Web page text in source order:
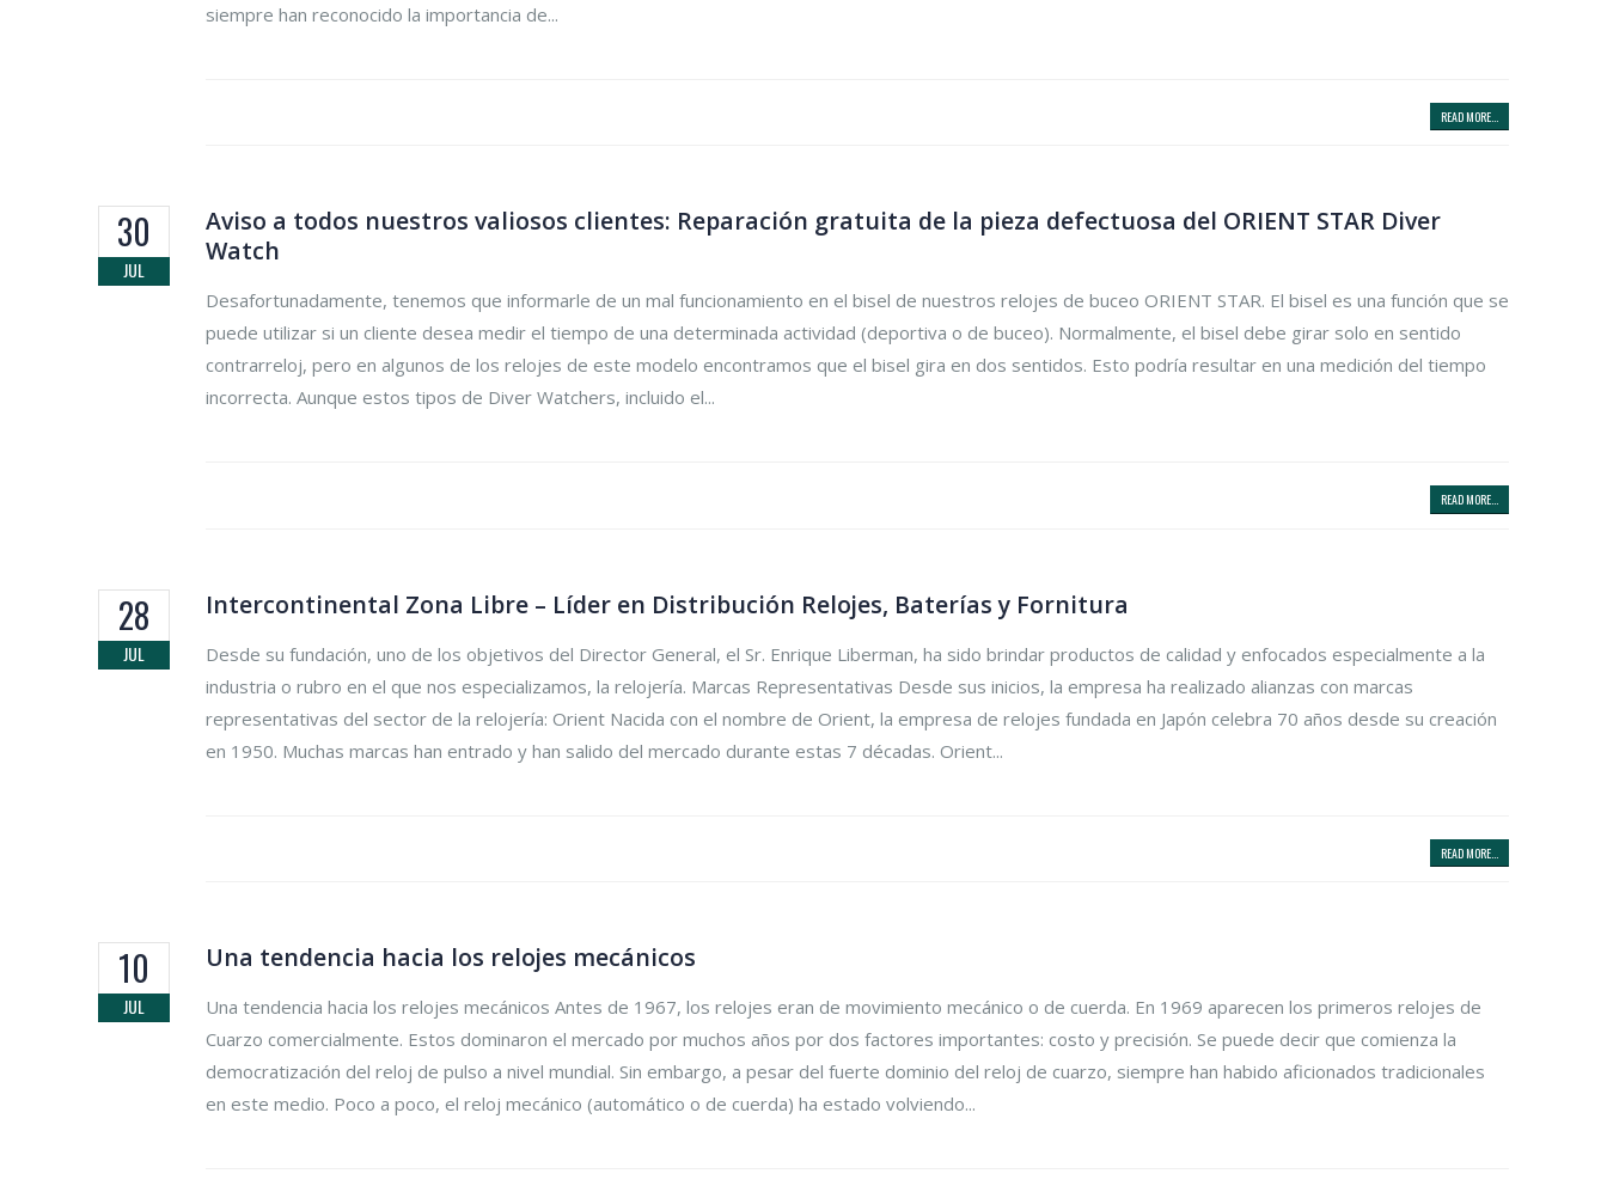
siempre han reconocido la importancia de...
READ MORE...
30
JUL
Aviso a todos nuestros valiosos clientes: Reparación gratuita de la pieza defectuosa del ORIENT STAR Diver
Watch
Desafortunadamente, tenemos que informarle de un mal funcionamiento en el bisel de nuestros relojes de buceo ORIENT STAR. El bisel es una función que se
puede utilizar si un cliente desea medir el tiempo de una determinada actividad (deportiva o de buceo). Normalmente, el bisel debe girar solo en sentido
contrarreloj, pero en algunos de los relojes de este modelo encontramos que el bisel gira en dos sentidos. Esto podría resultar en una medición del tiempo
incorrecta. Aunque estos tipos de Diver Watchers, incluido el...
READ MORE...
28
JUL
Intercontinental Zona Libre – Líder en Distribución Relojes, Baterías y Fornitura
Desde su fundación, uno de los objetivos del Director General, el Sr. Enrique Liberman, ha sido brindar productos de calidad y enfocados especialmente a la
industria o rubro en el que nos especializamos, la relojería. Marcas Representativas Desde sus inicios, la empresa ha realizado alianzas con marcas
representativas del sector de la relojería: Orient Nacida con el nombre de Orient, la empresa de relojes fundada en Japón celebra 70 años desde su creación
en 1950. Muchas marcas han entrado y han salido del mercado durante estas 7 décadas. Orient...
READ MORE...
10
JUL
Una tendencia hacia los relojes mecánicos
Una tendencia hacia los relojes mecánicos Antes de 1967, los relojes eran de movimiento mecánico o de cuerda. En 1969 aparecen los primeros relojes de
Cuarzo comercialmente. Estos dominaron el mercado por muchos años por dos factores importantes: costo y precisión. Se puede decir que comienza la
democratización del reloj de pulso a nivel mundial. Sin embargo, a pesar del fuerte dominio del reloj de cuarzo, siempre han habido aficionados tradicionales
en este medio. Poco a poco, el reloj mecánico (automático o de cuerda) ha estado volviendo...